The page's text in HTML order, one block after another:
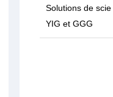
Solutions de
YIG et GGG